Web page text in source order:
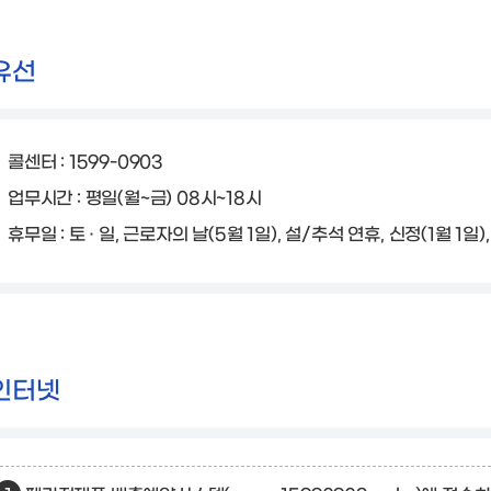
선
콜센터 : 1599-0903
업무시간 : 평일(월~금) 08시~18시
휴무일 : 토 · 일, 근로자의 날(5월 1일), 설/추석 연휴, 신정(1월 1일
터넷